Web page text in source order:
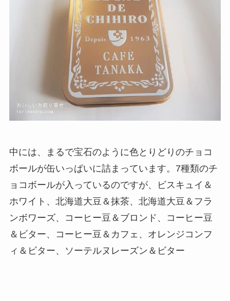
中には、まるで宝石のように色とりどりのチョコ
ボールが缶いっぱいに詰まっています。7種類のチ
ョコボールが入っているのですが、ビスキュイ＆
ホワイト、北海道大豆＆抹茶、北海道大豆＆フラ
ンボワーズ、コーヒー豆＆ブロンド、コーヒー豆
＆ビター、コーヒー豆＆カフェ、オレンジコンフ
ィ＆ビター、ソーテルヌレーズン＆ビター